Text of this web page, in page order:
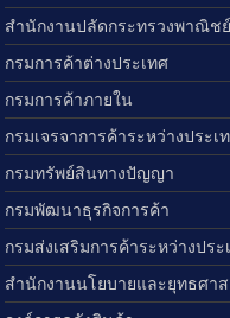
สำนักงานปลัดกระทรวงพาณิชย์
กรมการค้าต่างประเทศ
กรมการค้าภายใน
กรมเจรจาการค้าระหว่างประเ
กรมทรัพย์สินทางปัญญา
กรมพัฒนาธุรกิจการค้า
กรมส่งเสริมการค้าระหว่างประ
สำนักงานนโยบายและยุทธศา